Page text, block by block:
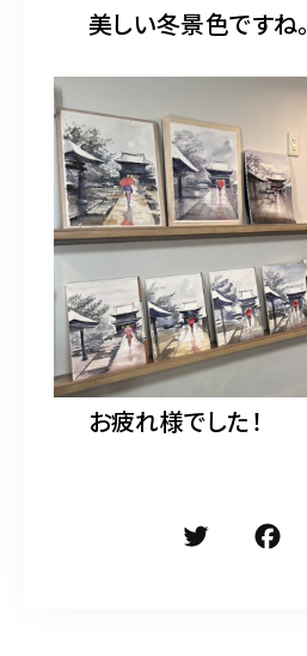
美しい冬景色ですね。
お疲れ様でした！